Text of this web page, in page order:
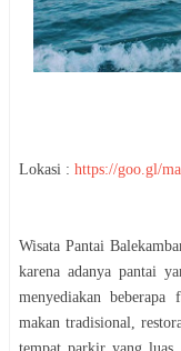
Lokasi : https://goo.gl/
Wisata Pantai
karena adanya pantai
menyediakan
makan tradisional,